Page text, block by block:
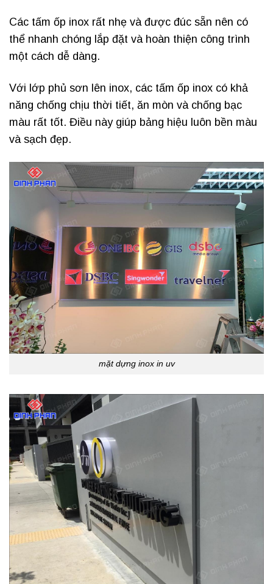
Các tấm ốp inox rất nhẹ và được đúc sẵn nên có
thể nhanh chóng lắp đặt và hoàn thiện công trình
một cách dễ dàng.
Với lớp phủ sơn lên inox, các tấm ốp inox có khả
năng chống chịu thời tiết, ăn mòn và chống bạc
màu rất tốt. Điều này giúp bảng hiệu luôn bền màu
và sạch đẹp.
mặt dựng inox in uv